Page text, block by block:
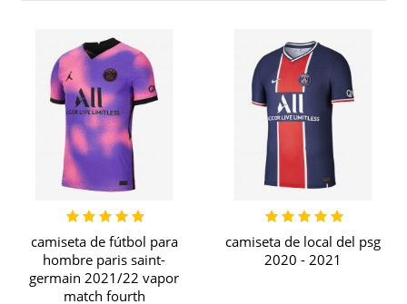
camiseta de fútbol para
hombre paris saint-
germain 2021/22 vapor
match fourth
camiseta de local del psg
2020 - 2021